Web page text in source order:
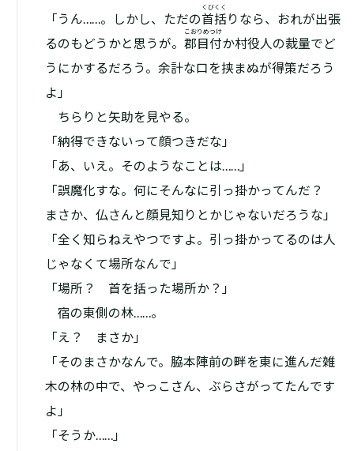
「うん……。しかし、ただの首括
くびくく
りなら、おれが出張
るのもどうかと思うが。 郡目付
こおりめつけ
か村役人の裁量でど
うにかするだろう。余計な口を挟まぬが得策だろう
よ」
ちらりと矢助を見やる。
「納得できないって顔つきだな」
「あ、いえ。そのようなことは……」
「誤魔化すな。何にそんなに引っ掛かってんだ？
まさか、仏さんと顔見知りとかじゃないだろうな」
「全く知らねえやつですよ。引っ掛かってるのは人
じゃなくて場所なんで」
「場所？ 首を括った場所か？」
宿の東側の林……。
「え？ まさか」
「そのまさかなんで。脇本陣前の畔を東に進んだ雑
木の林の中で、やっこさん、ぶらさがってたんです
よ」
「そうか……」